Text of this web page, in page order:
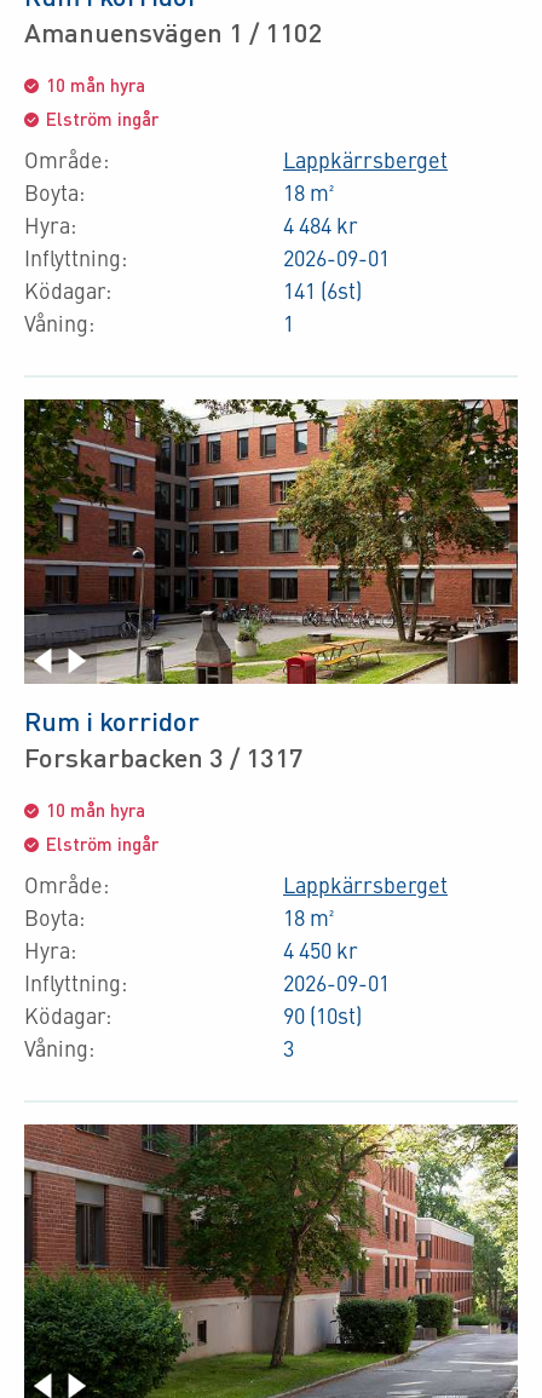
Amanuensvägen 1 / 1102
10 mån hyra
Elström ingår
Område:
Boyta:
Hyra:
Inflyttning:
Ködagar:
Våning:
Lappkärrsberget
18 m²
4 484 kr
2026-09-01
141 (6st)
1
Rum i korridor
Forskarbacken 3 / 1317
10 mån hyra
Elström ingår
Område:
Boyta:
Hyra:
Inflyttning:
Ködagar:
Våning:
Lappkärrsberget
18 m²
4 450 kr
2026-09-01
90 (10st)
3